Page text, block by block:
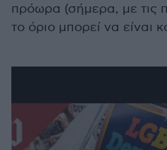
πρόωρα (σήμερα, με τις
το όριο μπορεί να είναι